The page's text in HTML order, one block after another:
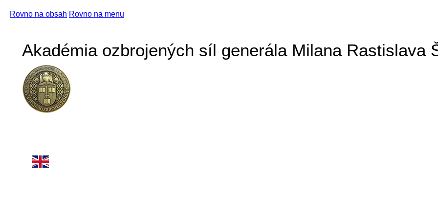
Rovno na obsah Rovno na menu
Akadémia ozbrojených síl generála Milana Rastislava